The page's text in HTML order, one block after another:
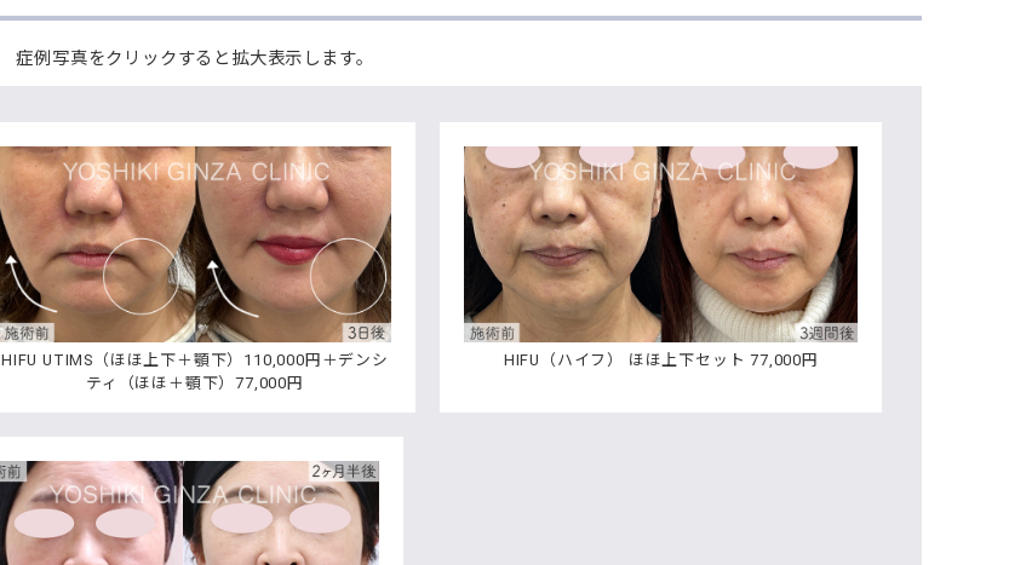
症例写真をクリックすると拡大表示します。
HIFU UTIMS（ほほ上下＋顎下）110,000円＋デンシ
ティ（ほほ＋顎下）77,000円
HIFU（ハイフ） ほほ上下セット 77,000円